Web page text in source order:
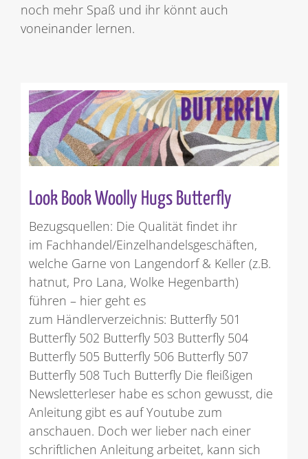
noch mehr Spaß und ihr könnt auch
voneinander lernen.
Look Book Woolly Hugs Butterfly
Bezugsquellen: Die Qualität findet ihr
im Fachhandel/Einzelhandelsgeschäften,
welche Garne von Langendorf & Keller (z.B.
hatnut, Pro Lana, Wolke Hegenbarth)
führen – hier geht es
zum Händlerverzeichnis: Butterfly 501
Butterfly 502 Butterfly 503 Butterfly 504
Butterfly 505 Butterfly 506 Butterfly 507
Butterfly 508 Tuch Butterfly Die fleißigen
Newsletterleser habe es schon gewusst, die
Anleitung gibt es auf Youtube zum
anschauen. Doch wer lieber nach einer
schriftlichen Anleitung arbeitet, kann sich